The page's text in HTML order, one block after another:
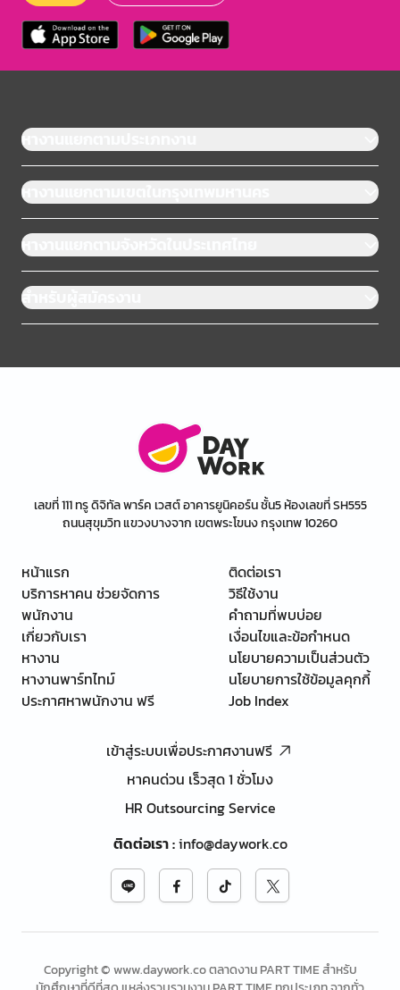
หางานแยกตามประเภทงาน
หางานแยกตามเขตในกรุงเทพมหานคร
หางานแยกตามจังหวัดในประเทศไทย
สำหรับผู้สมัครงาน
เลขที่ 111 ทรู ดิจิทัล พาร์ค เวสต์ อาคารยูนิคอร์น ชั้น5 ห้องเลขที่ SH555
ถนนสุขุมวิท แขวงบางจาก เขตพระโขนง กรุงเทพ 10260
หน้าแรก
บริการหาคน ช่วยจัดการ
พนักงาน
เกี่ยวกับเรา
หางาน
หางานพาร์ทไทม์
ประกาศหาพนักงาน ฟรี
ติดต่อเรา
วิธีใช้งาน
คำถามที่พบบ่อย
เงื่อนไขและข้อกำหนด
นโยบายความเป็นส่วนตัว
นโยบายการใช้ข้อมูลคุกกี้
Job Index
เข้าสู่ระบบเพื่อประกาศงานฟรี
หาคนด่วน เร็วสุด 1 ชั่วโมง
HR Outsourcing Service
ติดต่อเรา:info@daywork.co
Copyright © www.daywork.co ตลาดงาน PART TIME สำหรับ